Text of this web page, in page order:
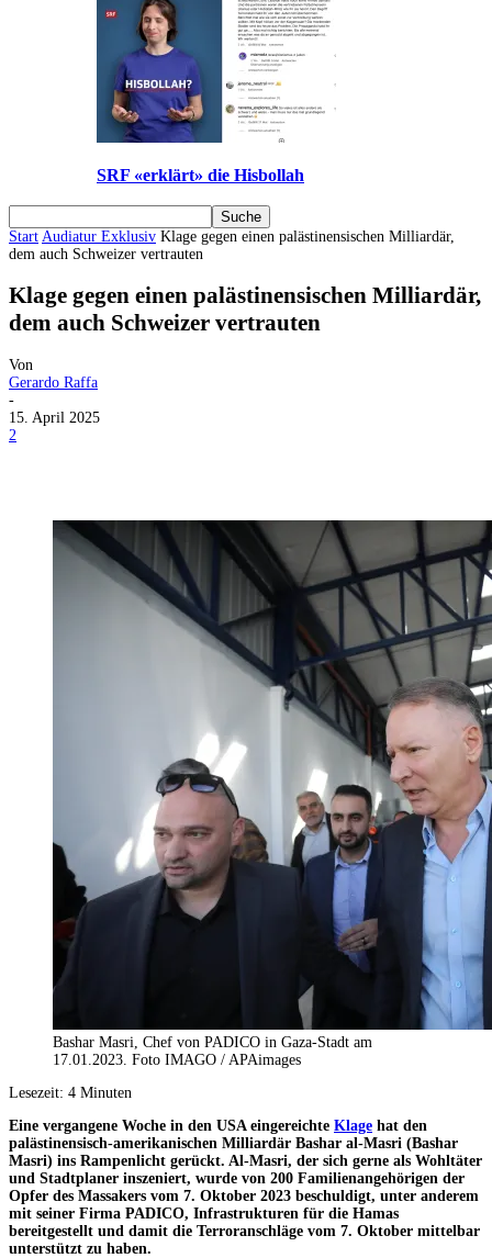
SRF «erklärt» die Hisbollah
Start Audiatur Exklusiv Klage gegen einen palästinensischen Milliardär,
dem auch Schweizer vertrauten
Klage gegen einen palästinensischen Milliardär,
dem auch Schweizer vertrauten
Von
Gerardo Raffa
-
15. April 2025
2
Bashar Masri, Chef von PADICO in Gaza-Stadt am
17.01.2023. Foto IMAGO / APAimages
Lesezeit: 4 Minuten
Eine vergangene Woche in den USA eingereichte Klage hat den
palästinensisch-amerikanischen Milliardär Bashar al-Masri (Bashar
Masri) ins Rampenlicht gerückt. Al-Masri, der sich gerne als Wohltäter
und Stadtplaner inszeniert, wurde von 200 Familienangehörigen der
Opfer des Massakers vom 7. Oktober 2023 beschuldigt, unter anderem
mit seiner Firma PADICO, Infrastrukturen für die Hamas
bereitgestellt und damit die Terroranschläge vom 7. Oktober mittelbar
unterstützt zu haben.